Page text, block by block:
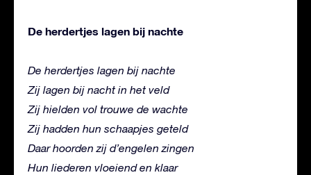
De herdertjes lagen bij nachte
De herdertjes lagen bij nachte
Zij lagen bij nacht in het veld
Zij hielden vol trouwe de wachte
Zij hadden hun schaapjes geteld
Daar hoorden zij d’engelen zingen
Hun liederen vloeiend en klaar